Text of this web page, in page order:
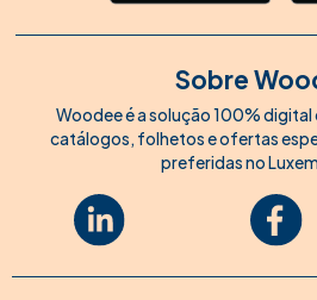
Sobre
Woodee é a solução 100%
catálogos, folhetos e ofertas
preferidas no